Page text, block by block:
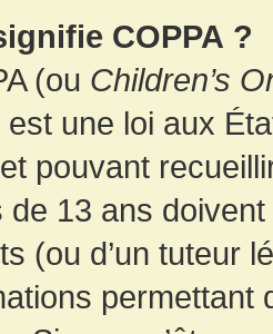
COPPA ?
(ou Children’s
est une loi aux
pouvant
de 13 ans
(ou d’un tuteur
permettant